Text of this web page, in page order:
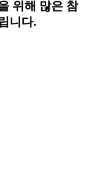
위해 많은 참
니다.